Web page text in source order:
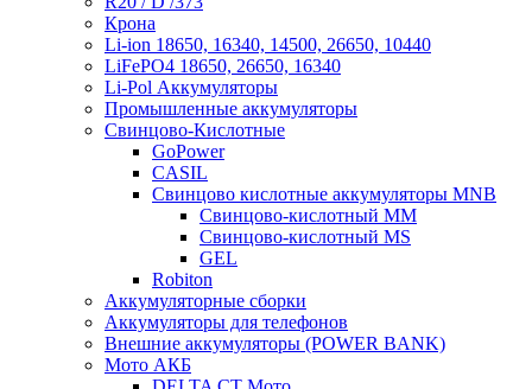
Крона
Li-ion 18650, 16340, 14500, 26650, 10440
LiFePO4 18650, 26650, 16340
Li-Pol Аккумуляторы
Промышленные аккумуляторы
Свинцово-Кислотные
GoPower
CASIL
Свинцово кислотные аккумуляторы MNB
Cвинцово-кислотный MM
Cвинцово-кислотный MS
GEL
Robiton
Аккумуляторные сборки
Аккумуляторы для телефонов
Внешние аккумуляторы (POWER BANK)
Мото АКБ